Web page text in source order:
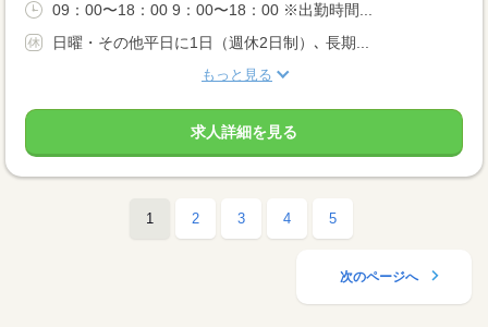
09：00〜18：00 9：00〜18：00 ※出勤時間...
日曜・その他平日に1日（週休2日制）､ 長期...
もっと見る
求人詳細を見る
1 2 3 4 5
次のページへ